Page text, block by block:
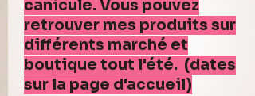
canicule. Vous pouvez
retrouver mes produits sur
différents marché et
boutique tout l'été. (dates
sur la page d'accueil)